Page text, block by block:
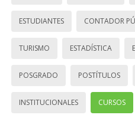
ESTUDIANTES CONTADOR
TURISMO ESTADÍSTICA
POSGRADO POSTÍTULOS
INSTITUCIONALES CURSOS